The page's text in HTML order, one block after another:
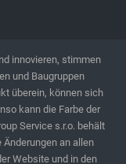
innovieren, stimmen
und Baugruppen
überein, können sich
kann die Farbe der
Service s.r.o. behält
an allen
Website und in den